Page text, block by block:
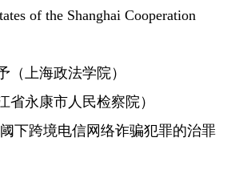
of the Shanghai Cooperation
上海政法学院）
永康市人民检察院）
跨境电信网络诈骗犯罪的治罪